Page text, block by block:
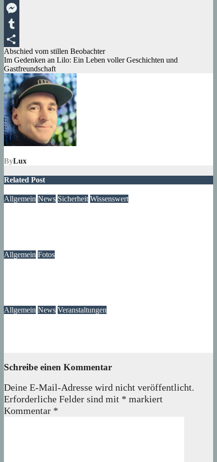
Viber
Messenger
Tumblr
Teilen
Beitragsnavigation
Abschied vom stillen Beobachter
Im Gedenken an Lilo: Ein Leben voller Geschichten und
Gastfreundschaft
ByLux
Related Post
Allgemein News Sicherheit Wissenswert
Allgemein Fotos
Allgemein News Veranstaltungen
Schreibe einen Kommentar
Deine E-Mail-Adresse wird nicht veröffentlicht.
Erforderliche Felder sind mit * markiert
Kommentar *